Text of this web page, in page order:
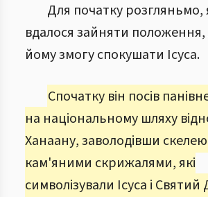
Для початку розгляньмо,
вдалося зайняти положення,
йому змогу спокушати Ісуса.
Спочатку він посів
на національному шляху
Ханаану, заволодівши
кам'яними скрижалями, які
символізували Ісуса і